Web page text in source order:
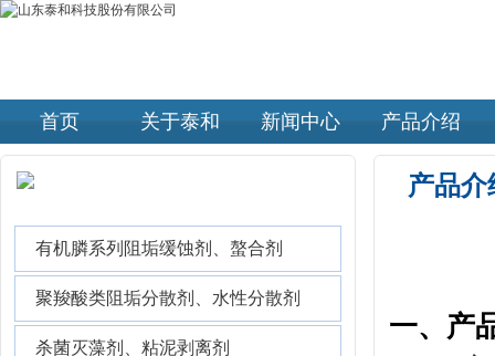
首页 关于泰和 新闻中心 产品介绍
有机膦系列阻垢缓蚀剂、螯合剂
聚羧酸类阻垢分散剂、水性分散剂
杀菌灭藻剂、粘泥剥离剂
产品介
一、产